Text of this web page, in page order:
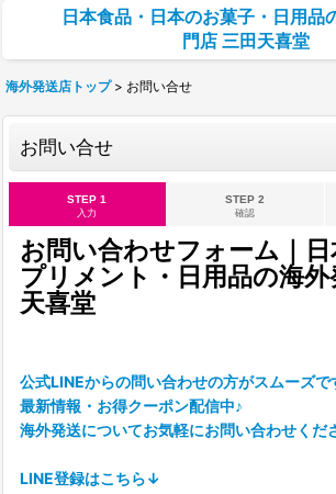
日本食品・日本のお菓子・日用品
門店 三田天喜堂
海外発送店トップ > お問い合せ
お問い合せ
STEP 1
入力
STEP 2
確認
お問い合わせフォーム｜
プリメント・日用品の海外
天喜堂
公式LINEからの問い合わせの方がスムーズで
最新情報・お得クーポン配信中♪
海外発送についてお気軽にお問い合わせくだ
LINE登録はこちら↓